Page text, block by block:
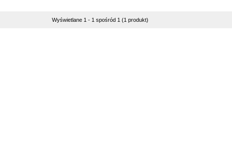
Wyświetlane 1 - 1 spośród 1 (1 produkt)